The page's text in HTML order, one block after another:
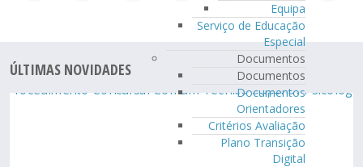
Equipa
Serviço de Educação
Especial
Documentos
Documentos
Documentos
Orientadores
Critérios Avaliação
Plano Transição
Digital
ÚLTIMAS NOVIDADES